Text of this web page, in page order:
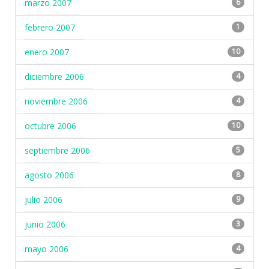
marzo 2007 6
febrero 2007 1
enero 2007 10
diciembre 2006 4
noviembre 2006 4
octubre 2006 10
septiembre 2006 5
agosto 2006 8
julio 2006 9
junio 2006 3
mayo 2006 4